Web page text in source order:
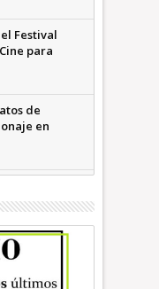
Festival
para
+Video
de
en
a cientos de